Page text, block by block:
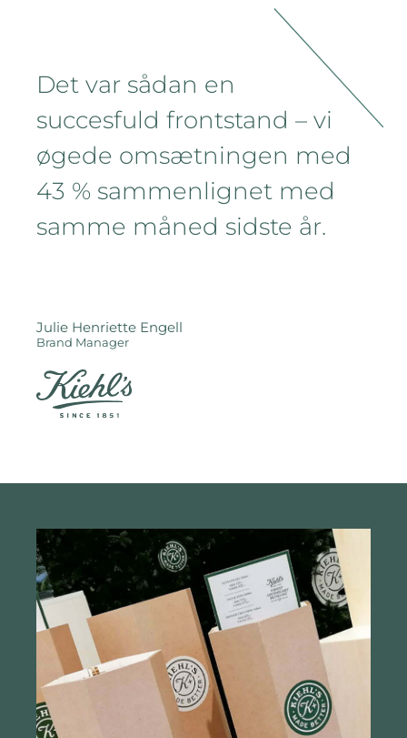
Det var sådan en
succesfuld frontstand – vi
øgede omsætningen med
43 % sammenlignet med
samme måned sidste år.
Julie Henriette Engell
Brand Manager